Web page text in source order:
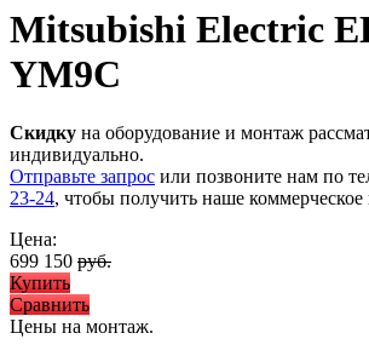
Mitsubishi Electric
YM9C
Скидку на оборудование и монтаж
индивидуально.
Отправьте запрос или позвоните нам по
23-24, чтобы получить наше
Цена:
699 150 руб.
Купить
Сравнить
Цены на монтаж.